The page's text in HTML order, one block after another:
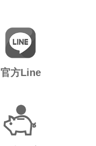
官方Line